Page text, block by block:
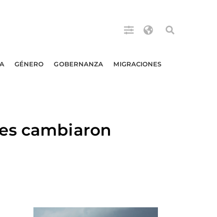
GÉNERO GOBERNANZA MIGRACIONES
cambiaron